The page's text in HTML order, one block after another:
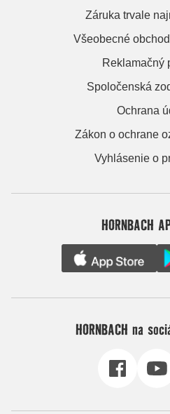
Záruka trvale
Všeobecné
Reklamačný
Spoločenská
Ochrana
Zákon o ochrane
Vyhlásenie o
HORNBACH
HORNBACH na